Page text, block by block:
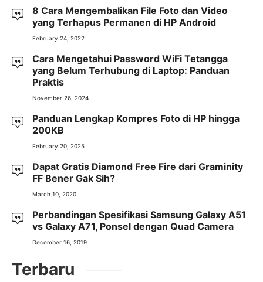
8 Cara Mengembalikan File Foto dan Video
yang Terhapus Permanen di HP Android
February 24, 2022
Cara Mengetahui Password WiFi Tetangga
yang Belum Terhubung di Laptop: Panduan
Praktis
November 26, 2024
Panduan Lengkap Kompres Foto di HP hingga
200KB
February 20, 2025
Dapat Gratis Diamond Free Fire dari Graminity
FF Bener Gak Sih?
March 10, 2020
Perbandingan Spesifikasi Samsung Galaxy A51
vs Galaxy A71, Ponsel dengan Quad Camera
December 16, 2019
Terbaru